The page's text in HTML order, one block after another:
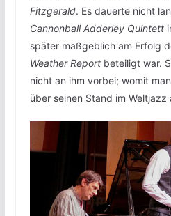
Fitzgerald. Es dauerte nicht
Cannonball Adderley Quintett
später maßgeblich am Erfolg
Weather Reportbeteiligt war.
nicht an ihm vorbei; womit
über seinen Stand im Weltjazz